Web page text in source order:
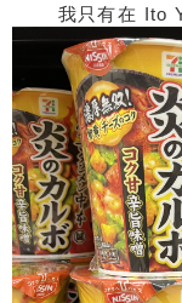
我只有在 Ito